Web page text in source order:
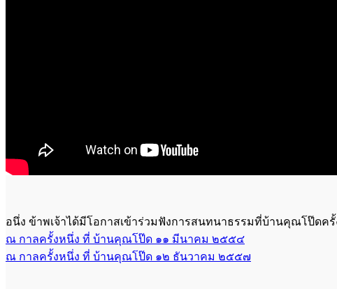
อนึ่ง ข้าพเจ้าได้มีโอกาสเข้าร่วมฟังการสนทนาธรรมที่บ้านคุณโป๊ด
ณ กาลครั้งหนึ่ง ที่ บ้านคุณโป๊ด ๑๑ มีนาคม ๒๕๕๔
ณ กาลครั้งหนึ่ง ที่ บ้านคุณโป๊ด ๑๒ ธันวาคม ๒๕๕๗